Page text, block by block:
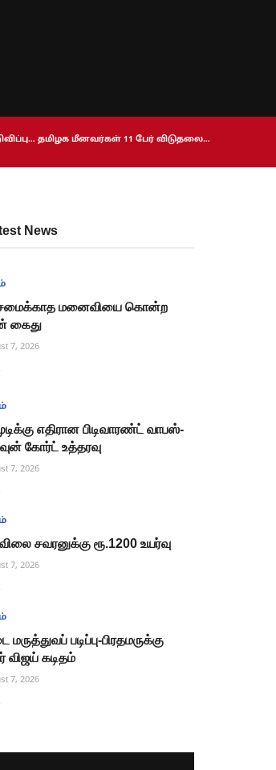
தமிழக மீனவர்கள் 11 பேர் விடுதலை…
News
மனைவியை கொன்ற
கைது
7, 2026
எதிரான பிடிவாரண்ட் வாபஸ்-
கோர்ட் உத்தரவு
7, 2026
சவரனுக்கு ரூ.1200 உயர்வு
7, 2026
படிப்பு-பிரதமருக்கு
விஜய் கடிதம்
7, 2026